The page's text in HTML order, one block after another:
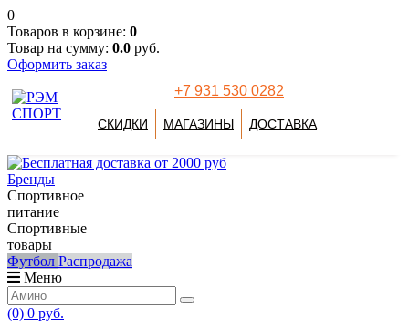
0
Товаров в корзине: 0
Товар на сумму: 0.0 руб.
Оформить заказ
+7 931 530 0282
СКИДКИ МАГАЗИНЫ ДОСТАВКА
Бренды
Спортивное
питание
Спортивные
товары
Футбол Распродажа
Меню
(0) 0 руб.